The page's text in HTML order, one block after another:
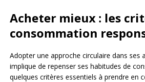
Acheter mieux : les
consommation
Adopter une approche circulaire dans ses
implique de repenser ses habitudes de
quelques critères essentiels à prendre en